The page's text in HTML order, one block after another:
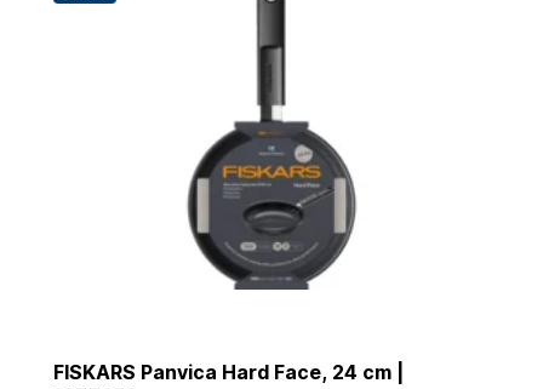
FISKARS Panvica Hard Face, 24 cm |